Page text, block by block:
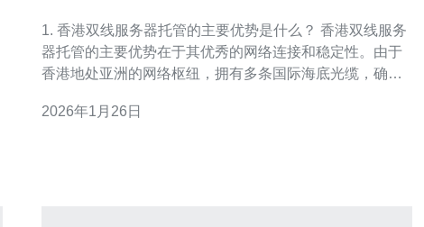
1. 香港双线服务器托管的主要优势是什么？ 香港双线服务
器托管的主要优势在于其优秀的网络连接和稳定性。由于
香港地处亚洲的网络枢纽，拥有多条国际海底光缆，确保
宽松，数据隐私保护相对较好，适合需要跨境业务的企
2026年1月26日